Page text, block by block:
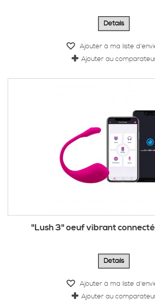
Détails
Ajouter à ma liste
Ajouter au
"Lush 3" oeuf vibrant connecté
Détails
Ajouter à ma liste
Ajouter au